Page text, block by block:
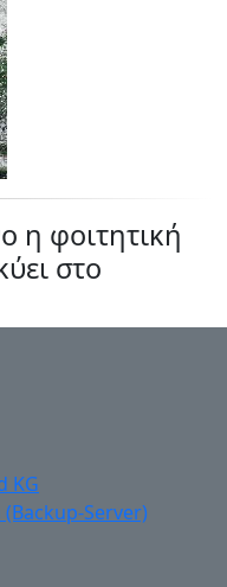
η φοιτητική
στο
KG
Server)